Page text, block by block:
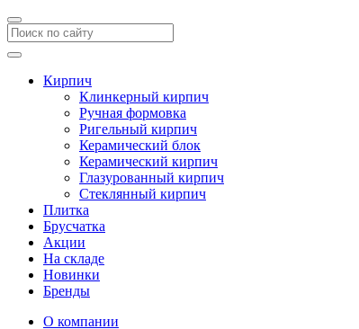
Кирпич
Клинкерный кирпич
Ручная формовка
Ригельный кирпич
Керамический блок
Керамический кирпич
Глазурованный кирпич
Стеклянный кирпич
Плитка
Брусчатка
Акции
На складе
Новинки
Бренды
О компании